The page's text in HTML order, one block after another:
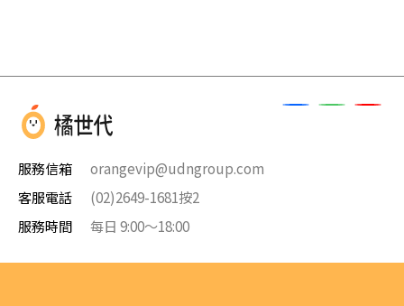
服務信箱
orangevip@udngroup.com
客服電話
(02)2649-1681按2
服務時間
每日 9:00～18:00